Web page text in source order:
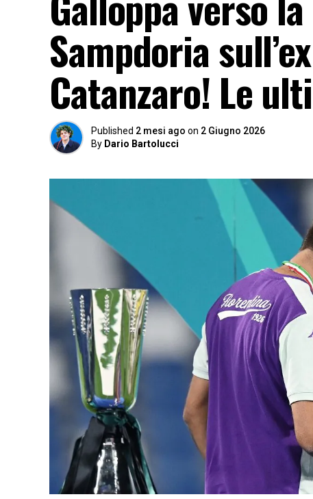
Sampdoria
Catanzaro! Le
Published 2 mesi ago on 2 Giugno 2026
By Dario Bartolucci